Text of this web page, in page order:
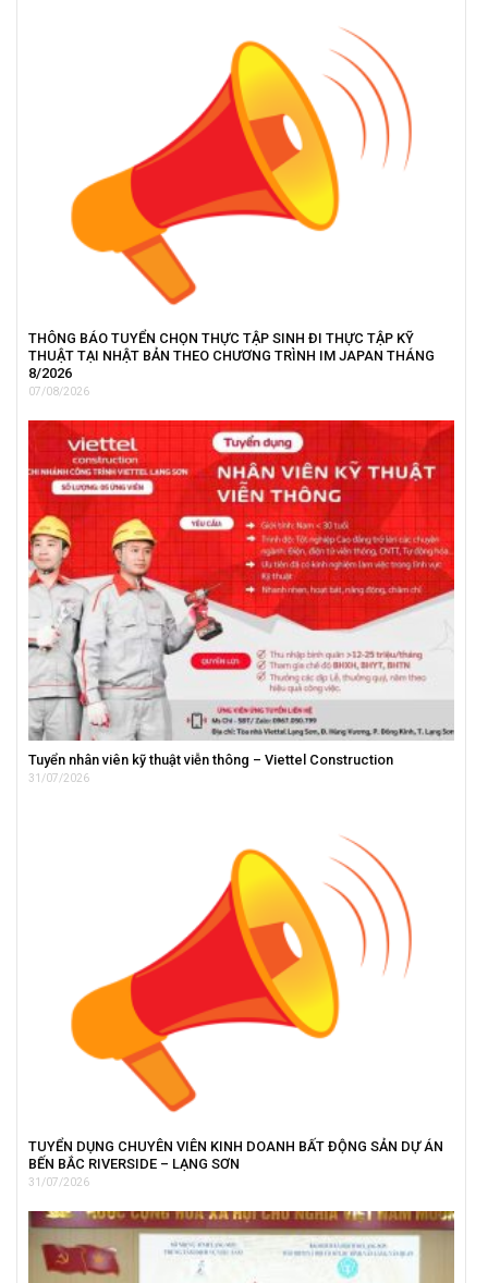
THÔNG BÁO TUYỂN CHỌN THỰC TẬP SINH ĐI THỰC TẬP KỸ
THUẬT TẠI NHẬT BẢN THEO CHƯƠNG TRÌNH IM JAPAN THÁNG
8/2026
07/08/2026
Tuyển nhân viên kỹ thuật viễn thông – Viettel Construction
31/07/2026
TUYỂN DỤNG CHUYÊN VIÊN KINH DOANH BẤT ĐỘNG SẢN DỰ ÁN
BẾN BẮC RIVERSIDE – LẠNG SƠN
31/07/2026